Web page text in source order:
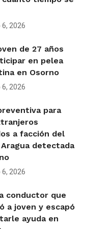
2026
de 27 años
en pelea
en Osorno
2026
para
a facción del
detectada
2026
conductor que
a joven y escapó
ayuda en